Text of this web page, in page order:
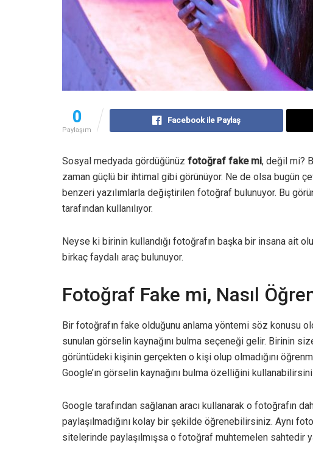
0
Paylaşım
Facebook ile Paylaş
Sosyal medyada gördüğünüz fotoğraf fake mi, değil mi?
zaman güçlü bir ihtimal gibi görünüyor. Ne de olsa bugün
benzeri yazılımlarla değiştirilen fotoğraf bulunuyor. Bu
tarafından kullanılıyor.
Neyse ki birinin kullandığı fotoğrafın başka bir insana ait
birkaç faydalı araç bulunuyor.
Fotoğraf Fake mi, Nasıl
Bir fotoğrafın fake olduğunu anlama yöntemi söz konusu
sunulan görselin kaynağını bulma seçeneği gelir. Birinin
görüntüdeki kişinin gerçekten o kişi olup olmadığını
Google’ın görselin kaynağını bulma özelliğini
Google tarafından sağlanan aracı kullanarak o fotoğrafın
paylaşılmadığını kolay bir şekilde öğrenebilirsiniz. Aynı
sitelerinde paylaşılmışsa o fotoğraf muhtemelen sahtedir